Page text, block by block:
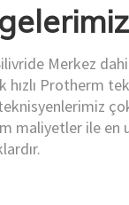
Merkez
hızlı Protherm
maliyetler ile en